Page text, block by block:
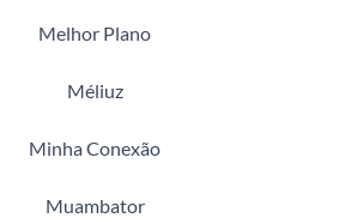
Melhor Plano
Méliuz
Minha Conexão
Muambator